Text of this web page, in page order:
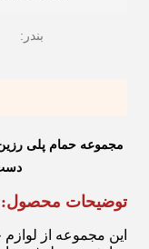
بندر:
مجموعه حمام پلی
توضیحات محصول:
این مجموعه از